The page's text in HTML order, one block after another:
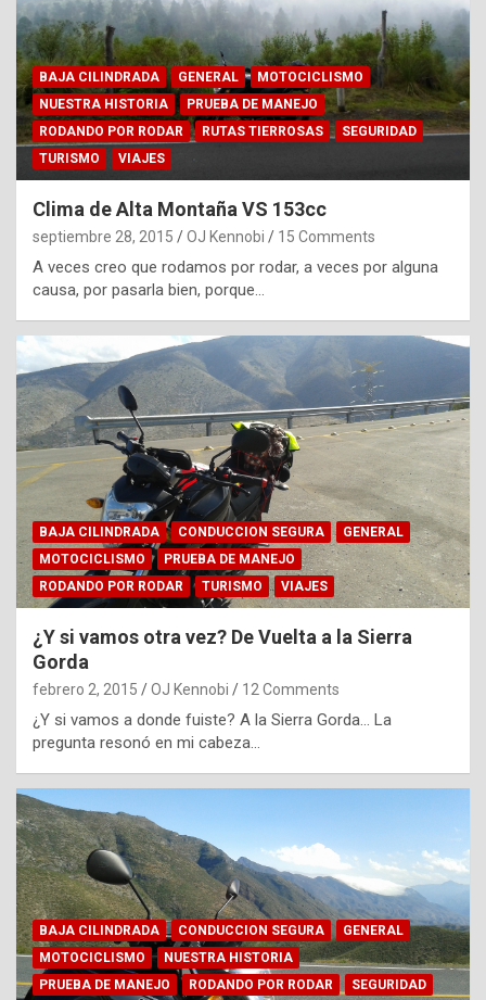
BAJA CILINDRADA GENERAL
MOTOCICLISMO
NUESTRA HISTORIA
PRUEBA DE MANEJO
RODANDO POR RODAR
RUTAS TIERROSAS
SEGURIDAD
TURISMO
VIAJES
Clima de Alta Montaña VS 153cc
septiembre 28, 2015 OJ Kennobi 15 Comments
A veces creo que rodamos por rodar, a veces por alguna
causa, por pasarla bien, porque…
BAJA CILINDRADA CONDUCCION SEGURA
GENERAL
MOTOCICLISMO
PRUEBA DE MANEJO
RODANDO POR RODAR
TURISMO VIAJES
¿Y si vamos otra vez? De Vuelta a la Sierra
Gorda
febrero 2, 2015 OJ Kennobi 12 Comments
¿Y si vamos a donde fuiste? A la Sierra Gorda… La
pregunta resonó en mi cabeza…
BAJA CILINDRADA CONDUCCION SEGURA
GENERAL
MOTOCICLISMO
NUESTRA HISTORIA
PRUEBA DE MANEJO
RODANDO POR RODAR SEGURIDAD